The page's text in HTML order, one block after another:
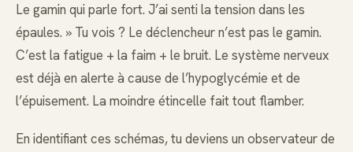
Le gamin qui parle fort. J’ai senti la tension dans les
épaules. » Tu vois ? Le déclencheur n’est pas le gamin.
C’est la fatigue + la faim + le bruit. Le système nerveux
est déjà en alerte à cause de l’hypoglycémie et de
l’épuisement. La moindre étincelle fait tout flamber.
En identifiant ces schémas, tu deviens un observateur de